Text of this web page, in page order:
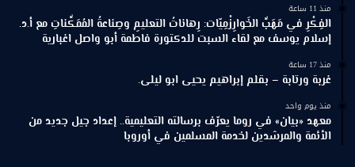
منذ 11 ساعة
الفِكْرِ في مَهَبِّ الخَوارِزْمِيّات: رِهاناتُ التعليمِ وصِناعةُ المُمَكِّناتِ مع أ.د.
إسلام يوسف مع لقاء السبت للدكتورة فاطمة أبو واصل اغبارية
منذ 17 ساعة
غربة ورتابة – بقلم إبراهيم يحيى ابو ليلى.
منذ يوم واحد
معهد «بيان» في روما يعرّف برسالته التعليمية.. إعداد جيل جديد من
الأئمة والمرشدين لخدمة المسلمين في أوروبا